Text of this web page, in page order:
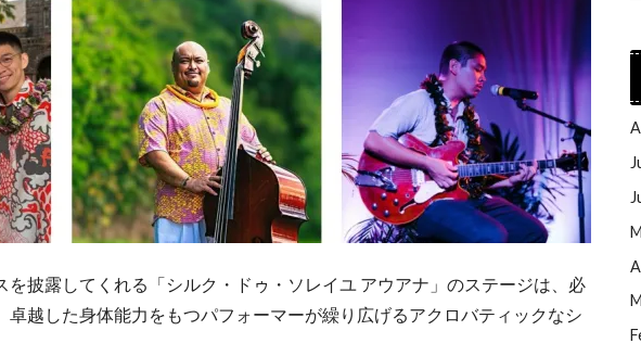
を披露してくれる「シルク・ドゥ・ソレイユ アウアナ」のステージは、必
卓越した身体能力をもつパフォーマーが繰り広げるアクロバティックなシ